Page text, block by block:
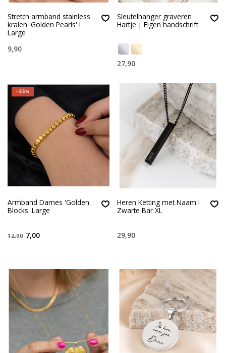
Stretch armband stainless
kralen 'Golden Pearls' I
Large
9,90
Sleutelhanger graveren
Hartje | Eigen handschrift
27,90
-46%
Armband Dames 'Golden
Blocks' Large
12,90 7,00
Heren Ketting met Naam I
Zwarte Bar XL
29,90